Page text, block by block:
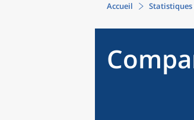
Accueil Statistiques